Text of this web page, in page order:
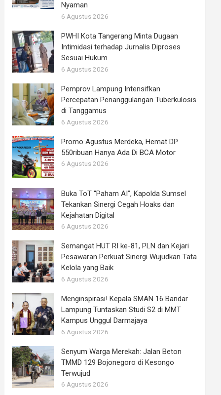
Nyaman
6 Agustus 2026
PWHI Kota Tangerang Minta Dugaan
Intimidasi terhadap Jurnalis Diproses
Sesuai Hukum
6 Agustus 2026
Pemprov Lampung Intensifkan
Percepatan Penanggulangan Tuberkulosis
di Tanggamus
6 Agustus 2026
Promo Agustus Merdeka, Hemat DP
550ribuan Hanya Ada Di BCA Motor
6 Agustus 2026
Buka ToT “Paham AI”, Kapolda Sumsel
Tekankan Sinergi Cegah Hoaks dan
Kejahatan Digital
6 Agustus 2026
Semangat HUT RI ke-81, PLN dan Kejari
Pesawaran Perkuat Sinergi Wujudkan Tata
Kelola yang Baik
6 Agustus 2026
Menginspirasi! Kepala SMAN 16 Bandar
Lampung Tuntaskan Studi S2 di MMT
Kampus Unggul Darmajaya
6 Agustus 2026
Senyum Warga Merekah: Jalan Beton
TMMD 129 Bojonegoro di Kesongo
Terwujud
6 Agustus 2026